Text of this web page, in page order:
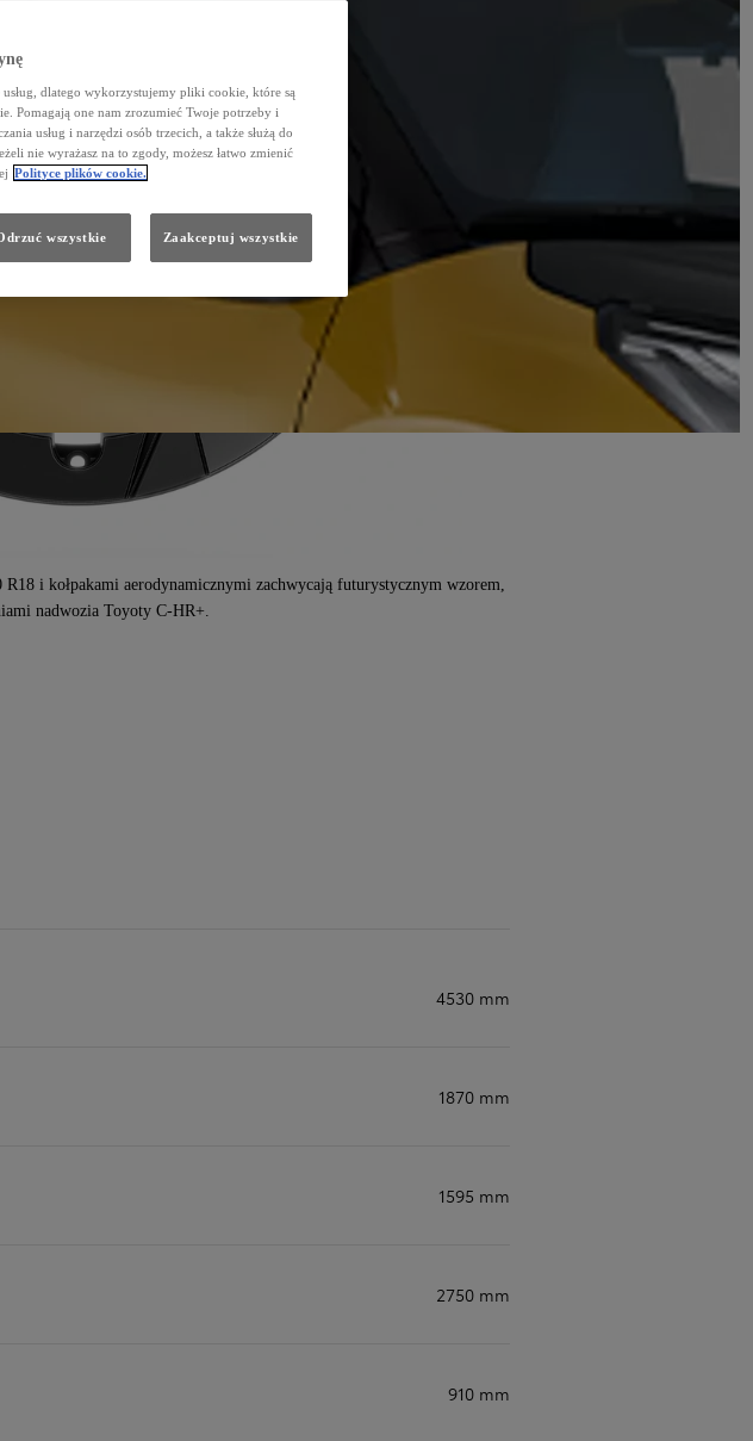
i kołpakami aerodynamicznymi zachwycają futurystycznym wzorem,
nadwozia Toyoty C-HR+.
4530 mm
1870 mm
1595 mm
2750 mm
910 mm
dlatego wykorzystujemy pliki cookie, które są
Pomagają one nam zrozumieć Twoje potrzeby i
usług i narzędzi osób trzecich, a także służą do
nie wyrażasz na to zgody, możesz łatwo zmienić
Polityce plików cookie.
wszystkie Zaakceptuj wszystkie